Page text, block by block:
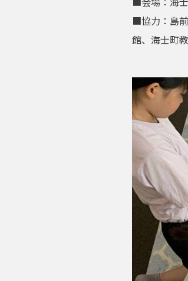
■協力：島
館、海士町